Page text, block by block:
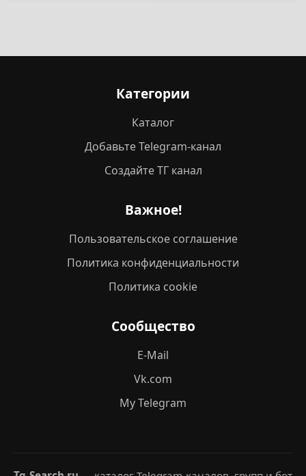
Категории
Каталог
Добавьте Telegram-канал
Создайте ТГ канал
Важное!
Пользовательское соглашение
Политика конфиденциальности
Политика cookie
Сообщество
E-Mail
Vk.com
My Telegram